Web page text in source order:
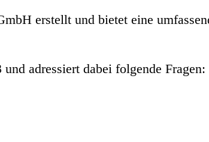
erstellt und bietet eine
adressiert dabei folgende Fragen: